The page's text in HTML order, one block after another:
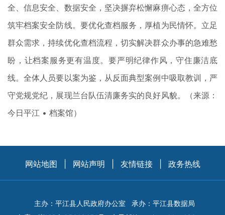
全、信息安全、数据安全，坚决摒弃松懈麻痹心态，全方位
筑牢档案安全防线。要优化查档服务，厚植为民情怀。立足
群众需求，持续优化查档流程，切实解决群众办事的急难愁
盼，让档案服务更有温度。要严明纪律作风，守住廉洁底
线。全体人员要以案为鉴，从反面典型案例中吸取教训，严
守党规党纪 ，展现兰台队伍清廉务实的良好风貌。（来源：
今日平江 • 档案馆）
网站地图 网站声明 友情链接 政务热线
主办：平江县人民政府办公室
承办：平江县数据局